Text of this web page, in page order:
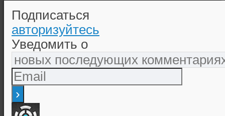
Подписаться
авторизуйтесь
Уведомить о